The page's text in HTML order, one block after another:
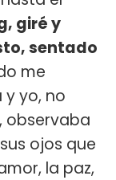
giré y
sentado
me
yo, no
observaba
ojos que
la paz,